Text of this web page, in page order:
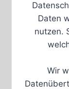
Daten
nutzen.
Wir